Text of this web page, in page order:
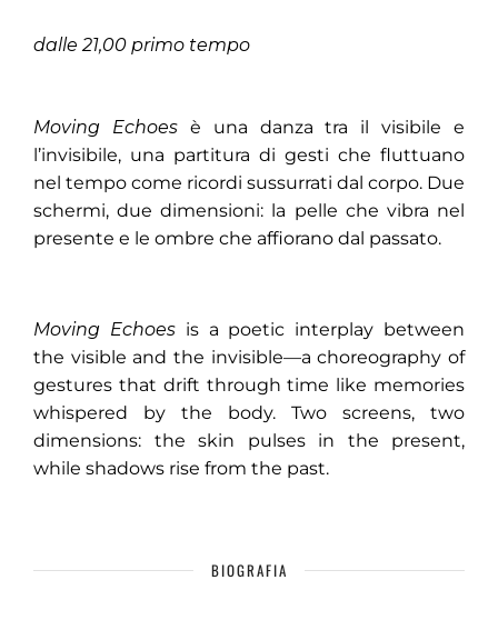
dalle 21,00 primo tempo
Moving Echoesè una danza tra il visibile e
l’invisibile, una partitura di gesti che fluttuano
nel tempo come ricordi sussurrati dal corpo. Due
schermi, due dimensioni: la pelle che vibra nel
presente e le ombre che affiorano dal passato.
Moving Echoes is a poetic interplay between
the visible and the invisible—a choreography of
gestures that drift through time like memories
whispered by the body. Two screens, two
dimensions: the skin pulses in the present,
while shadows rise from the past.
BIOGRAFIA